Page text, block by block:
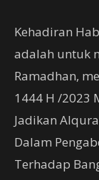
Kehadiran
adalah untuk
Ramadhan,
1444 H /2023
Jadikan
Dalam
Terhadap